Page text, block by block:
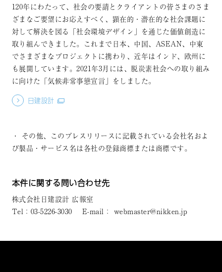
120年にわたって、社会の要請とクライアントの皆さまのさま
ざまなご要望にお応えすべく、顕在的・潜在的な社会課題に
対して解決を図る「社会環境デザイン」を通じた価値創造に
取り組んできました。これまで日本、中国、ASEAN、中東
でさまざまなプロジェクトに携わり、近年はインド、欧州に
も展開しています。2021年3月には、脱炭素社会への取り組み
に向けた「気候非常事態宣言」をしました。
日建設計
・ その他、このプレスリリースに記載されている会社名およ
び製品・サービス名は各社の登録商標または商標です。
本件に関する問い合わせ先
株式会社日建設計 広報室
Tel：03-5226-3030 E-mail： webmaster@nikken.jp